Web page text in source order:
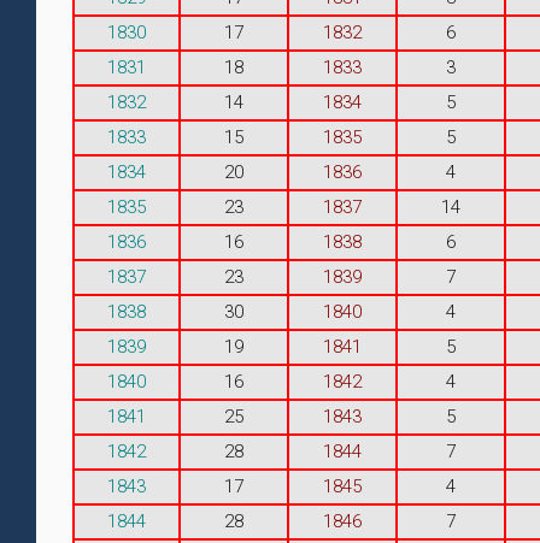
1830
17 1832
6
1831
18 1833
3
1832
14 1834
5
1833
15 1835
5
1834
20 1836
4
1835
23 1837
14
1836
16 1838
6
1837
23 1839
7
1838
30 1840
4
1839
19 1841
5
1840
16 1842
4
1841
25 1843
5
1842
28 1844
7
1843
17 1845
4
1844
28 1846
7